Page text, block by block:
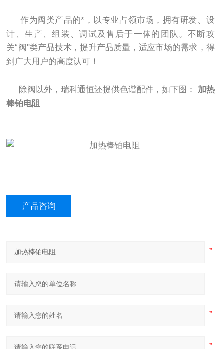
作为阀类产品的*，以专业占领市场，拥有研发、设
计、生产、组装、调试及售后于一体的团队。不断攻
关“阀"类产品技术，提升产品质量，适应市场的需求，得
到广大用户的高度认可！
除阀以外，瑞科通恒还提供色谱配件，如下图： 加热
棒铂电阻
产品咨询